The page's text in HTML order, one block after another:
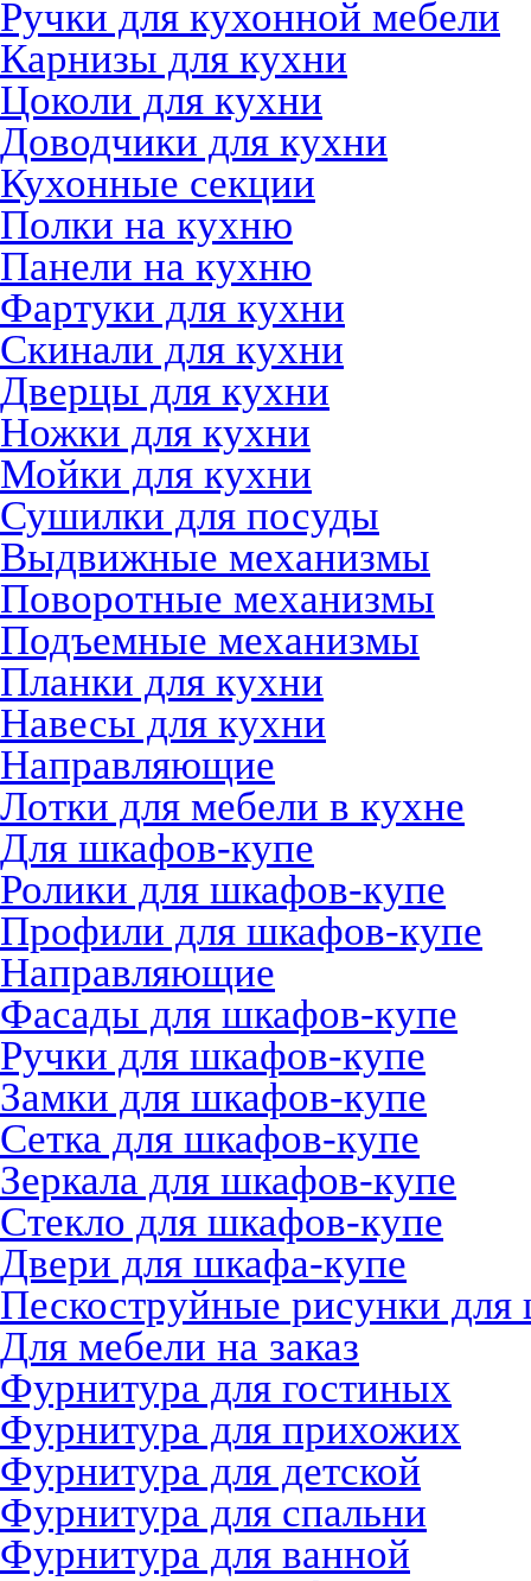
Ручки для кухонной мебели
Карнизы для кухни
Цоколи для кухни
Доводчики для кухни
Кухонные секции
Полки на кухню
Панели на кухню
Фартуки для кухни
Скинали для кухни
Дверцы для кухни
Ножки для кухни
Мойки для кухни
Сушилки для посуды
Выдвижные механизмы
Поворотные механизмы
Подъемные механизмы
Планки для кухни
Навесы для кухни
Направляющие
Лотки для мебели в кухне
Для шкафов-купе
Ролики для шкафов-купе
Профили для шкафов-купе
Направляющие
Фасады для шкафов-купе
Ручки для шкафов-купе
Замки для шкафов-купе
Сетка для шкафов-купе
Зеркала для шкафов-купе
Стекло для шкафов-купе
Двери для шкафа-купе
Пескоструйные рисунки
Для мебели на заказ
Фурнитура для гостиных
Фурнитура для прихожих
Фурнитура для детской
Фурнитура для спальни
Фурнитура для ванной